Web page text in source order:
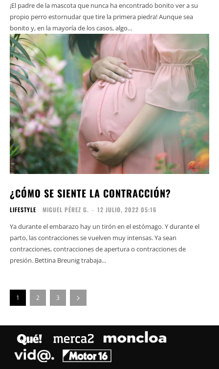
¡El padre de la mascota que nunca ha encontrado bonito ver a su
propio perro estornudar que tire la primera piedra! Aunque sea
bonito y, en la mayoría de los casos, algo...
¿CÓMO SE SIENTE LA CONTRACCIÓN?
LIFESTYLE MIGUEL PÉREZ G. - 12 JULIO, 2022 05:16
Ya durante el embarazo hay un tirón en el estómago. Y durante el
parto, las contracciones se vuelven muy intensas. Ya sean
contracciones, contracciones de apertura o contracciones de
presión. Bettina Breunig trabaja...
1 2 3